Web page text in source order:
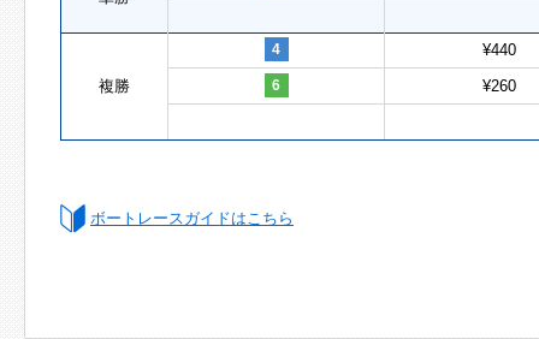
複勝
4 ¥440
6 ¥260
ボートレースガイドはこちら